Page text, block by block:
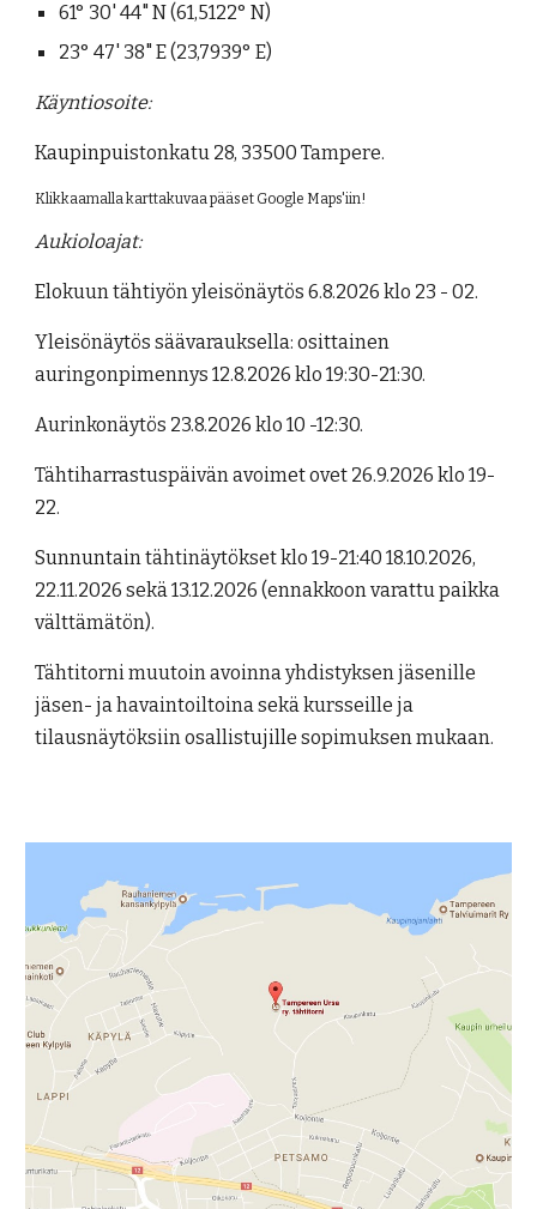
61° 30' 44" N (61,5122° N)
23° 47' 38" E (23,7939° E)
Käyntiosoite:
Kaupinpuistonkatu 28, 33500 Tampere.
Klikkaamalla karttakuvaa pääset Google Maps'iin!
Aukioloajat:
Elokuun tähtiyön yleisönäytös 6.8.2026 klo 23 - 02.
Yleisönäytös säävarauksella: osittainen
auringonpimennys 12.8.2026 klo 19:30-21:30.
Aurinkonäytös 23.8.2026 klo 10 -12:30.
Tähtiharrastuspäivän avoimet ovet 26.9.2026 klo 19-
22.
Sunnuntain tähtinäytökset klo 19-21:40 18.10.2026,
22.11.2026 sekä 13.12.2026 (ennakkoon varattu paikka
välttämätön).
Tähtitorni muutoin avoinna yhdistyksen jäsenille
jäsen- ja havaintoiltoina sekä kursseille ja
tilausnäytöksiin osallistujille sopimuksen mukaan.